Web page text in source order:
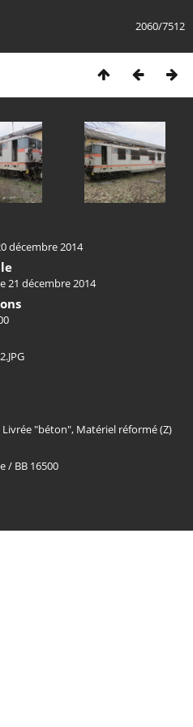
2060/7512
décembre 2014
21 décembre 2014
Livrée "béton", Matériel réformé (Z)
/ BB 16500